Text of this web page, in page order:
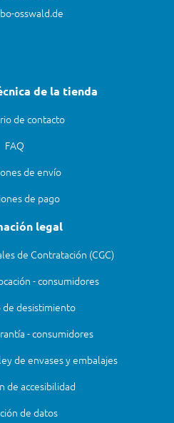
osswald.de
de la tienda
de contacto
FAQ
de envío
de pago
legal
de Contratación (CGC)
- consumidores
de desistimiento
- consumidores
de envases y embalajes
de accesibilidad
de datos